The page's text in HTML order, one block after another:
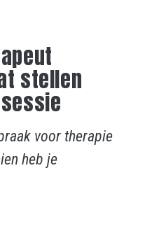
stellen
voor therapie
heb je